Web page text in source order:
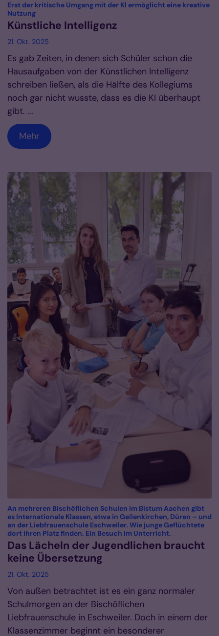
Erst der kritische Umgang mit der KI ermöglicht eine kreative
Nutzung:
Künstliche Intelligenz
21. Okt. 2025
Es gab Zeiten, in denen sich Schüler schon die
Hausaufgaben von der Künstlichen Intelligenz
schreiben ließen, als die Hälfte des Kollegiums
noch gar nicht wusste, dass es die KI überhaupt
gibt. ...
Mehr
An mehreren Bischöflichen Schulen im Bistum Aachen gibt
es Internationale Klassen, etwa in Geilenkirchen, Düren – und
an der Liebfrauenschule Eschweiler. Wie junge Geflüchtete
dort ihren Platz finden. Ein Besuch im Unterricht.
Das Lächeln der Jugendlichen braucht
keine Übersetzung
21. Okt. 2025
Von außen betrachtet ist es ein ganz normaler
Schulmorgen an der Bischöflichen
Liebfrauenschule in Eschweiler. Doch in einem der
Klassenzimmer beginnt ein besonderer